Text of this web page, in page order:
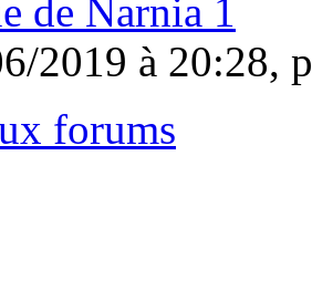
de Narnia 1
2019 à 20:28,
forums